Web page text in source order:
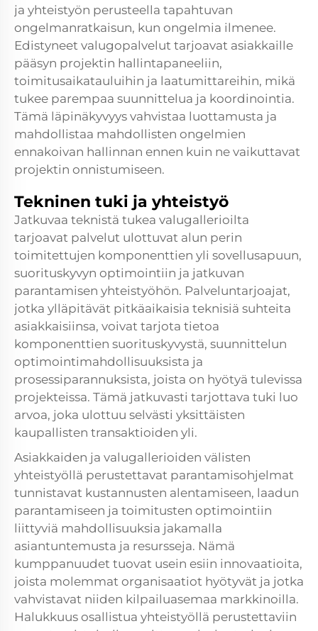
ja yhteistyön perusteella tapahtuvan
ongelmanratkaisun, kun ongelmia ilmenee.
Edistyneet valugopalvelut tarjoavat asiakkaille
pääsyn projektin hallintapaneeliin,
toimitusaikatauluihin ja laatumittareihin, mikä
tukee parempaa suunnittelua ja koordinointia.
Tämä läpinäkyvyys vahvistaa luottamusta ja
mahdollistaa mahdollisten ongelmien
ennakoivan hallinnan ennen kuin ne vaikuttavat
projektin onnistumiseen.
Tekninen tuki ja yhteistyö
Jatkuvaa teknistä tukea valugallerioilta
tarjoavat palvelut ulottuvat alun perin
toimitettujen komponenttien yli sovellusapuun,
suorituskyvyn optimointiin ja jatkuvan
parantamisen yhteistyöhön. Palveluntarjoajat,
jotka ylläpitävät pitkäaikaisia teknisiä suhteita
asiakkaisiinsa, voivat tarjota tietoa
komponenttien suorituskyvystä, suunnittelun
optimointimahdollisuuksista ja
prosessiparannuksista, joista on hyötyä tulevissa
projekteissa. Tämä jatkuvasti tarjottava tuki luo
arvoa, joka ulottuu selvästi yksittäisten
kaupallisten transaktioiden yli.
Asiakkaiden ja valugallerioiden välisten
yhteistyöllä perustettavat parantamisohjelmat
tunnistavat kustannusten alentamiseen, laadun
parantamiseen ja toimitusten optimointiin
liittyviä mahdollisuuksia jakamalla
asiantuntemusta ja resursseja. Nämä
kumppanuudet tuovat usein esiin innovaatioita,
joista molemmat organisaatiot hyötyvät ja jotka
vahvistavat niiden kilpailuasemaa markkinoilla.
Halukkuus osallistua yhteistyöllä perustettaviin